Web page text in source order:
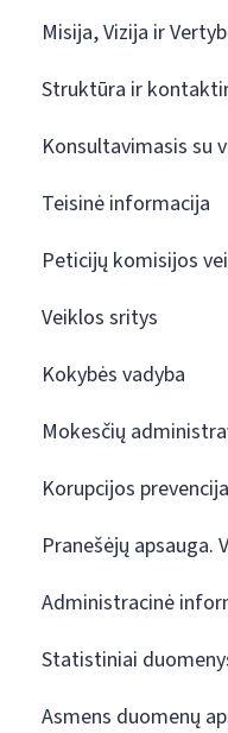
Misija, Vizija ir
Struktūra ir
Konsultavimasis su
Teisinė informacija
Peticijų komisijos
Veiklos sritys
Kokybės vadyba
Mokesčių
Korupcijos prevencija
Pranešėjų apsauga.
Administracinė
Statistiniai
Asmens duomenų